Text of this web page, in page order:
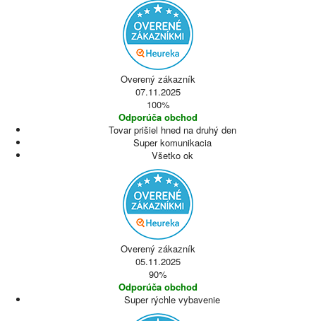
Overený zákazník
07.11.2025
100%
Odporúča obchod
Tovar prišiel hned na druhý den
Super komunikacia
Všetko ok
Overený zákazník
05.11.2025
90%
Odporúča obchod
Super rýchle vybavenie